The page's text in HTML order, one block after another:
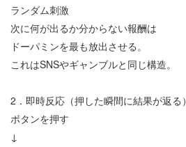
ランダム刺激
次に何が出るか分からない報酬は
ドーパミンを最も放出させる。
これはSNSやギャンブルと同じ構造。
2 ．即時反応（押した瞬間に結果が返る）
ボタンを押す
↓